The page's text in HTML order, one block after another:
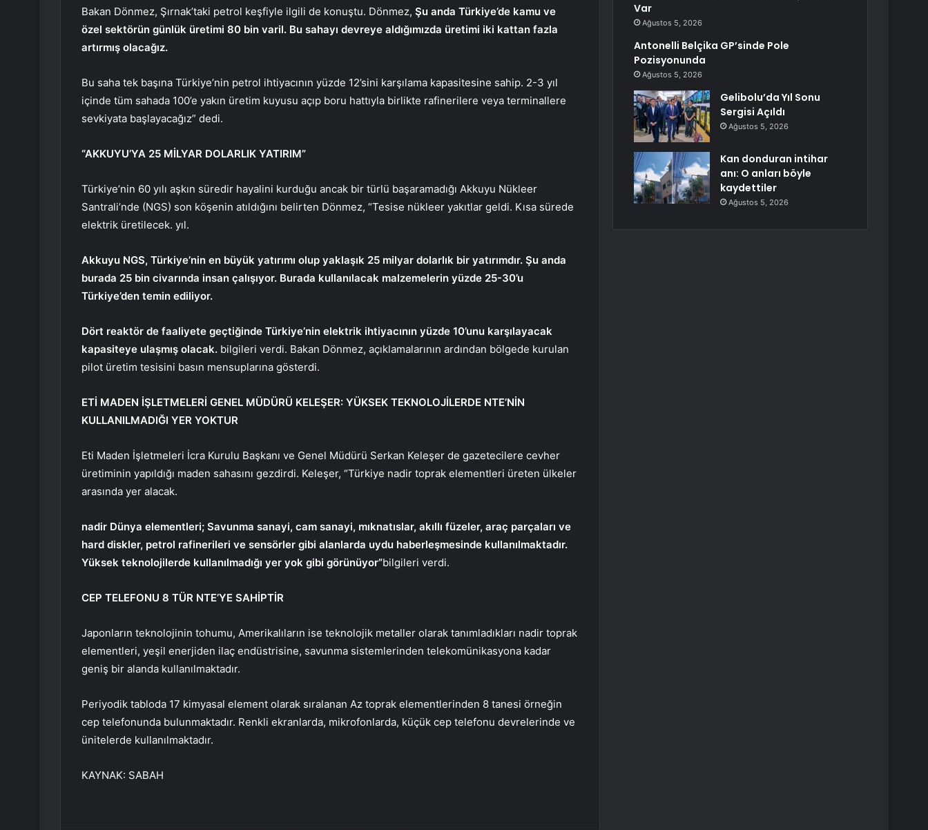
Bakan Dönmez, Şırnak’taki petrol keşfiyle ilgili de konuştu. Dönmez, Şu anda Türkiye’de kamu ve
özel sektörün günlük üretimi 80 bin varil. Bu sahayı devreye aldığımızda üretimi iki kattan fazla
artırmış olacağız.
Bu saha tek başına Türkiye’nin petrol ihtiyacının yüzde 12’sini karşılama kapasitesine sahip. 2-3 yıl
içinde tüm sahada 100’e yakın üretim kuyusu açıp boru hattıyla birlikte rafinerilere veya terminallere
sevkiyata başlayacağız” dedi.
“AKKUYU’YA 25 MİLYAR DOLARLIK YATIRIM”
Türkiye’nin 60 yılı aşkın süredir hayalini kurduğu ancak bir türlü başaramadığı Akkuyu Nükleer
Santrali’nde (NGS) son köşenin atıldığını belirten Dönmez, “Tesise nükleer yakıtlar geldi. Kısa sürede
elektrik üretilecek. yıl.
Akkuyu NGS, Türkiye’nin en büyük yatırımı olup yaklaşık 25 milyar dolarlık bir yatırımdır. Şu anda
burada 25 bin civarında insan çalışıyor. Burada kullanılacak malzemelerin yüzde 25-30’u
Türkiye’den temin ediliyor.
Dört reaktör de faaliyete geçtiğinde Türkiye’nin elektrik ihtiyacının yüzde 10’unu karşılayacak
kapasiteye ulaşmış olacak. bilgileri verdi. Bakan Dönmez, açıklamalarının ardından bölgede kurulan
pilot üretim tesisini basın mensuplarına gösterdi.
ETİ MADEN İŞLETMELERİ GENEL MÜDÜRÜ KELEŞER: YÜKSEK TEKNOLOJİLERDE NTE’NİN
KULLANILMADIĞI YER YOKTUR
Eti Maden İşletmeleri İcra Kurulu Başkanı ve Genel Müdürü Serkan Keleşer de gazetecilere cevher
üretiminin yapıldığı maden sahasını gezdirdi. Keleşer, “Türkiye nadir toprak elementleri üreten ülkeler
arasında yer alacak.
nadir Dünya elementleri; Savunma sanayi, cam sanayi, mıknatıslar, akıllı füzeler, araç parçaları ve
hard diskler, petrol rafinerileri ve sensörler gibi alanlarda uydu haberleşmesinde kullanılmaktadır.
Yüksek teknolojilerde kullanılmadığı yer yok gibi görünüyor”bilgileri verdi.
CEP TELEFONU 8 TÜR NTE’YE SAHİPTİR
Japonların teknolojinin tohumu, Amerikalıların ise teknolojik metaller olarak tanımladıkları nadir toprak
elementleri, yeşil enerjiden ilaç endüstrisine, savunma sistemlerinden telekomünikasyona kadar
geniş bir alanda kullanılmaktadır.
Periyodik tabloda 17 kimyasal element olarak sıralanan Az toprak elementlerinden 8 tanesi örneğin
cep telefonunda bulunmaktadır. Renkli ekranlarda, mikrofonlarda, küçük cep telefonu devrelerinde ve
ünitelerde kullanılmaktadır.
KAYNAK: SABAH
Var
Ağustos 5, 2026
Antonelli Belçika GP’sinde Pole
Pozisyonunda
Ağustos 5, 2026
Gelibolu’da Yıl Sonu
Sergisi Açıldı
Ağustos 5, 2026
Kan donduran intihar
anı: O anları böyle
kaydettiler
Ağustos 5, 2026